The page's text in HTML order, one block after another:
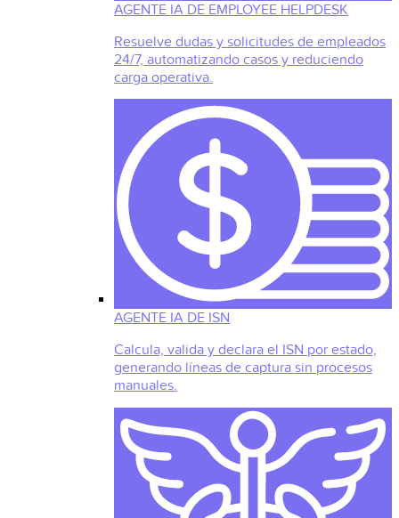
AGENTE IA DE EMPLOYEE HELPDESK
Resuelve dudas y solicitudes de empleados
24/7, automatizando casos y reduciendo
carga operativa.
AGENTE IA DE ISN
Calcula, valida y declara el ISN por estado,
generando líneas de captura sin procesos
manuales.